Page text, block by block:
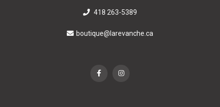
418 263-5389
boutique@larevanche.ca